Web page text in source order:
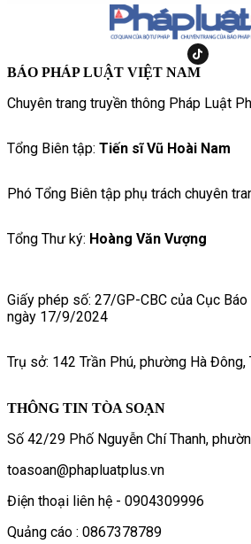
BÁO PHÁP LUẬT VIỆT NAM
Chuyên trang truyền thông Pháp Luật
Tổng Biên tập: Tiến sĩ Vũ Hoài Nam
Phó Tổng Biên tập phụ trách chuyên
Tổng Thư ký: Hoàng Văn Vượng
Giấy phép số: 27/GP-CBC của Cục
ngày 17/9/2024
Trụ sở: 142 Trần Phú, phường Hà Đông,
THÔNG TIN TÒA SOẠN
Số 42/29 Phố Nguyễn Chí Thanh,
toasoan@phapluatplus.vn
Điện thoại liên hệ - 0904309996
Quảng cáo : 0867378789